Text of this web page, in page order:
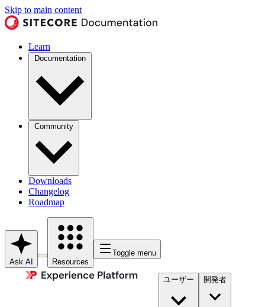
Skip to main content
Learn
Documentation
Community
Downloads
Changelog
Roadmap
Ask AI Resources
Toggle menu
ユーザー 開発者​